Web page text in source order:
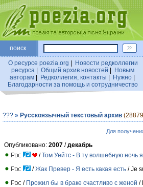
поиск
О ресурсе poezia.org
Новости редколлегии
ресурса
Общий архив новостей
Новым
авторам| Редколлегия, контакты Нужно|
Благодарности за помощь и сотрудничество
??? » Русскоязычный текстовый архив
Для
Опубликовано: 2007 /декабрь
/Том Уейтс - В ту волшебную ночь
/Жак Превер - Я есть какая есть / Je
/ Прожил бы в браке счастливо с женой /